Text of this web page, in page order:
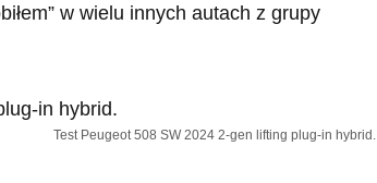
w wielu innych autach z grupy
Test Peugeot 508 SW 2024 2-gen lifting plug-in hybrid.